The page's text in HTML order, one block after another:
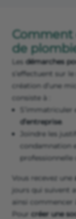
Comment
de
Les démarches
s’effectuent sur
création d’une
consiste à :
d’entreprise.
Joindre les
professionnelle
Vous recevez une
jours qui suivent
ainsi commencer
Pour créer une